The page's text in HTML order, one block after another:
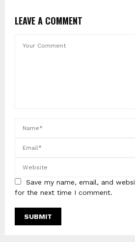
LEAVE A COMMENT
Save my name, email, and
for the next time I comment.